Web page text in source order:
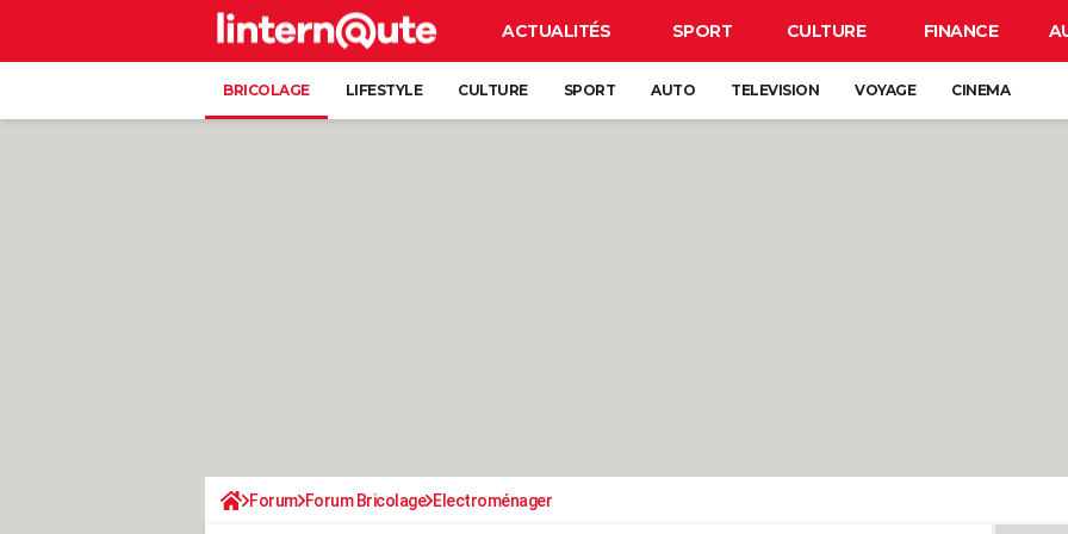
ACTUALITÉS SPORT CULTURE FINANCE
BRICOLAGE LIFESTYLE CULTURE SPORT AUTO TELEVISION VOYAGE CINEMA
Forum Forum Bricolage Electroménager